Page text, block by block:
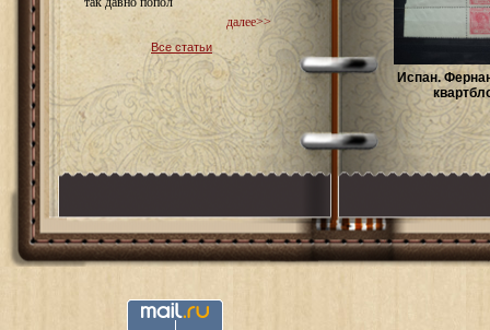
далее>>
Все статьи
Испан.